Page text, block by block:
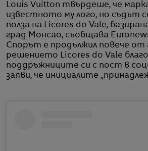
Louis Vuitton твърдеше, че
известното му лого, но съдът
полза на Licores do Vale,
град Монсао, съобщава
Спорът е продължил повече от
решението Licores do Vale
поддръжниците си с пост в
заяви, че инициалите